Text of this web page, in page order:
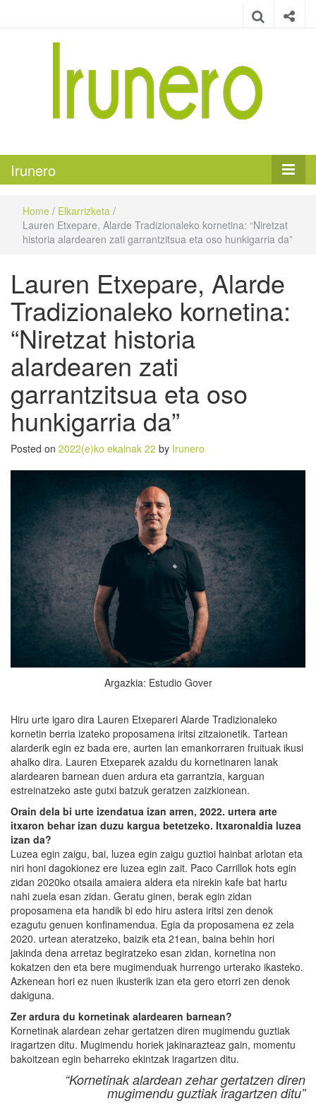
Irunero
Home / Elkarrizketa /
Lauren Etxepare, Alarde Tradizionaleko kornetina: “Niretzat
historia alardearen zati garrantzitsua eta oso hunkigarria da”
Lauren Etxepare, Alarde
Tradizionaleko kornetina:
“Niretzat historia
alardearen zati
garrantzitsua eta oso
hunkigarria da”
Posted on 2022(e)ko ekainak 22 by Irunero
Argazkia: Estudio Gover
Hiru urte igaro dira Lauren Etxepareri Alarde Tradizionaleko
kornetin berria izateko proposamena iritsi zitzaionetik. Tartean
alarderik egin ez bada ere, aurten lan emankorraren fruituak ikusi
ahalko dira. Lauren Etxeparek azaldu du kornetinaren lanak
alardearen barnean duen ardura eta garrantzia, karguan
estreinatzeko aste gutxi batzuk geratzen zaizkionean.
Orain dela bi urte izendatua izan arren, 2022. urtera arte
itxaron behar izan duzu kargua betetzeko. Itxaronaldia luzea
izan da?
Luzea egin zaigu, bai, luzea egin zaigu guztioi hainbat arlotan eta
niri honi dagokionez ere luzea egin zait. Paco Carrillok hots egin
zidan 2020ko otsaila amaiera aldera eta nirekin kafe bat hartu
nahi zuela esan zidan. Geratu ginen, berak egin zidan
proposamena eta handik bi edo hiru astera iritsi zen denok
ezagutu genuen konfinamendua. Egia da proposamena ez zela
2020. urtean ateratzeko, baizik eta 21ean, baina behin hori
jakinda dena arretaz begiratzeko esan zidan, kornetina non
kokatzen den eta bere mugimenduak hurrengo urterako ikasteko.
Azkenean hori ez nuen ikusterik izan eta gero etorri zen denok
dakiguna.
Zer ardura du kornetinak alardearen barnean?
Kornetinak alardean zehar gertatzen diren mugimendu guztiak
iragartzen ditu. Mugimendu horiek jakinarazteaz gain, momentu
bakoitzean egin beharreko ekintzak iragartzen ditu.
“Kornetinak alardean zehar gertatzen diren
mugimendu guztiak iragartzen ditu”